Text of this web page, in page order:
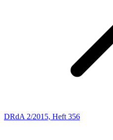
DRdA 2/2015, Heft 356